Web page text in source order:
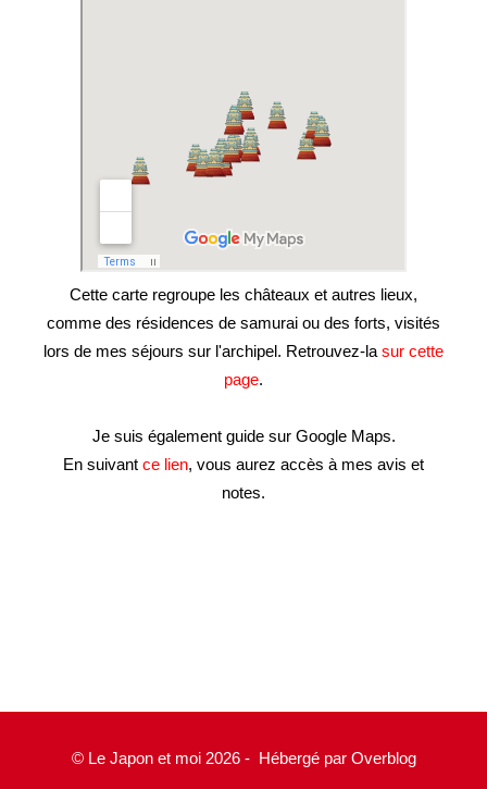
Cette carte regroupe les châteaux et autres lieux,
comme des résidences de samurai ou des forts, visités
lors de mes séjours sur l'archipel. Retrouvez-la sur cette
page.
Je suis également guide sur Google Maps.
En suivant ce lien, vous aurez accès à mes avis et
notes.
© Le Japon et moi 2026 - Hébergé par Overblog